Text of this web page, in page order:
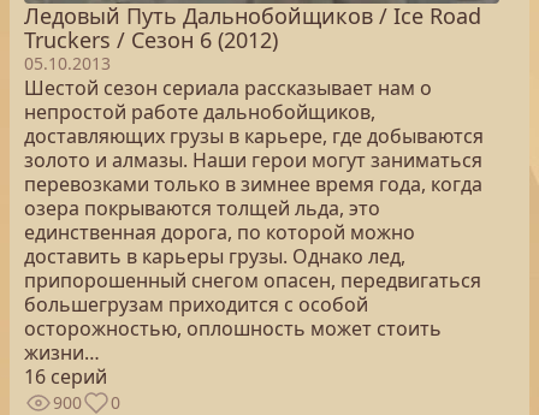
Ледовый Путь Дальнобойщиков / Ice Road
Truckers / Сезон 6 (2012)
05.10.2013
Шестой сезон сериала рассказывает нам о
непростой работе дальнобойщиков,
доставляющих грузы в карьере, где добываются
золото и алмазы. Наши герои могут заниматься
перевозками только в зимнее время года, когда
озера покрываются толщей льда, это
единственная дорога, по которой можно
доставить в карьеры грузы. Однако лед,
припорошенный снегом опасен, передвигаться
большегрузам приходится с особой
осторожностью, оплошность может стоить
жизни…
16 серий
900 0